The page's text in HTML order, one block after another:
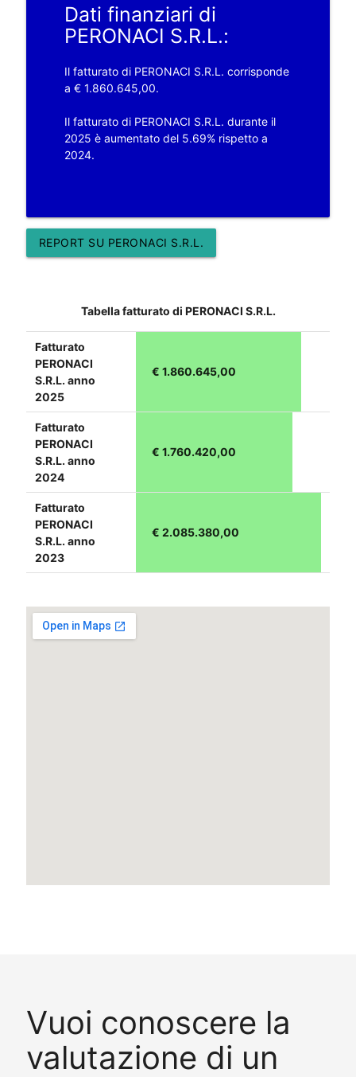
Dati finanziari di
PERONACI S.R.L.:
Il fatturato di PERONACI S.R.L. corrisponde
a € 1.860.645,00.
Il fatturato di PERONACI S.R.L. durante il
2025 è aumentato del 5.69% rispetto a
2024.
REPORT SU PERONACI S.R.L.
Tabella fatturato di PERONACI S.R.L.
Fatturato
PERONACI
S.R.L. anno
2025
€ 1.860.645,00
Fatturato
PERONACI
S.R.L. anno
2024
€ 1.760.420,00
Fatturato
PERONACI
S.R.L. anno
2023
€ 2.085.380,00
Vuoi conoscere la
valutazione di un